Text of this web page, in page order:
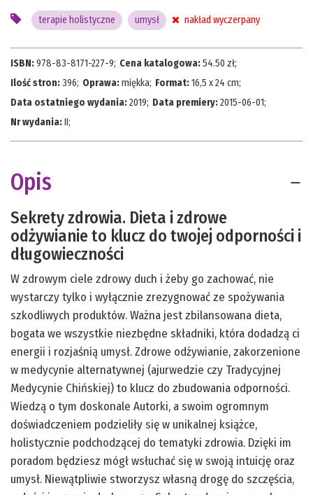
terapie holistyczne umysł nakład wyczerpany
ISBN:978-83-8171-227-9; Cena katalogowa:54.50 zł;
Ilość stron:396; Oprawa:miękka; Format:16,5 x 24 cm;
Data ostatniego wydania:2019; Data premiery:2015-06-01;
Nr wydania:II;
Opis
Sekrety zdrowia. Dieta i zdrowe
odżywianie to klucz do twojej odporności i
długowieczności
W zdrowym ciele zdrowy duch i żeby go zachować, nie
wystarczy tylko i wyłącznie zrezygnować ze spożywania
szkodliwych produktów. Ważna jest zbilansowana dieta,
bogata we wszystkie niezbędne składniki, która dodadzą ci
energii i rozjaśnią umysł. Zdrowe odżywianie, zakorzenione
w medycynie alternatywnej (ajurwedzie czy Tradycyjnej
Medycynie Chińskiej) to klucz do zbudowania odporności.
Wiedzą o tym doskonale Autorki, a swoim ogromnym
doświadczeniem podzieliły się w unikalnej książce,
holistycznie podchodzącej do tematyki zdrowia. Dzięki im
poradom będziesz mógł wsłuchać się w swoją intuicję oraz
umysł. Niewątpliwie stworzysz własną drogę do szczęścia,